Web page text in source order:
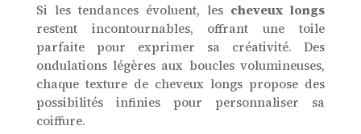
Si les tendances évoluent, les cheveux longs
restent incontournables, offrant une toile
parfaite pour exprimer sa créativité. Des
ondulations légères aux boucles volumineuses,
chaque texture de cheveux longs propose des
possibilités infinies pour personnaliser sa
coiffure.